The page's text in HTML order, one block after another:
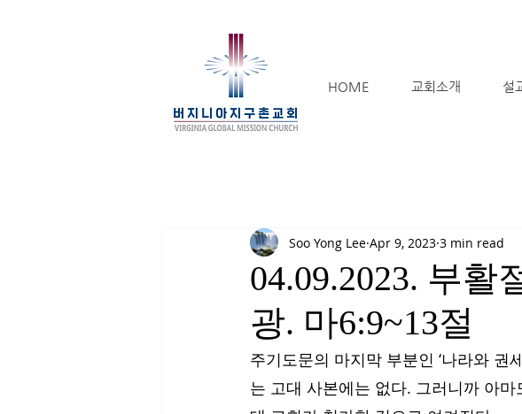
HOME 교회소개 설
04.09.2023. 부활
광. 마6:9~13절
Soo Yong Lee Apr 9, 2023 3 min read
주기도문의 마지막 부분인 ‘나라와 권
는 고대 사본에는 없다. 그러니까 아